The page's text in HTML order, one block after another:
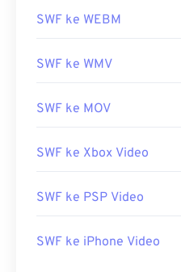
SWF ke WEBM
SWF ke WMV
SWF ke MOV
SWF ke Xbox Video
SWF ke PSP Video
SWF ke iPhone Video